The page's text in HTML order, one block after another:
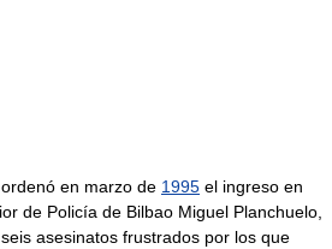
en marzo de 1995 el ingreso en
de Policía de Bilbao Miguel Planchuelo,
asesinatos frustrados por los que